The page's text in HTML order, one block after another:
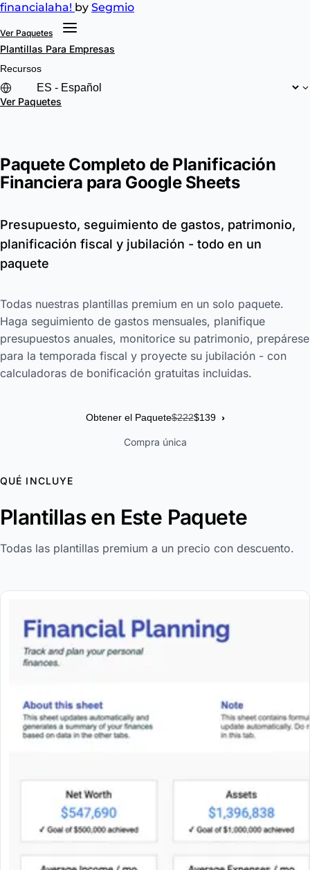
financialaha! by Segmio
Ver Paquetes
Plantillas Para Empresas
Recursos
Ver Paquetes
Paquete Completo de Planificación
Financiera para Google Sheets
Presupuesto, seguimiento de gastos, patrimonio,
planificación fiscal y jubilación - todo en un
paquete
Todas nuestras plantillas premium en un solo paquete.
Haga seguimiento de gastos mensuales, planifique
presupuestos anuales, monitorice su patrimonio, prepárese
para la temporada fiscal y proyecte su jubilación - con
calculadoras de bonificación gratuitas incluidas.
Obtener el Paquete$222$139 ›
Compra única
QUÉ INCLUYE
Plantillas en Este Paquete
Todas las plantillas premium a un precio con descuento.